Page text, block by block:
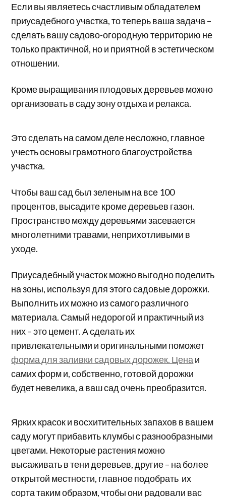
Если вы являетесь счастливым обладателем
приусадебного участка, то теперь ваша задача –
сделать вашу садово-огородную территорию не
только практичной, но и приятной в эстетическом
отношении.
Кроме выращивания плодовых деревьев можно
организовать в саду зону отдыха и релакса.
Это сделать на самом деле несложно, главное
учесть основы грамотного благоустройства
участка.
Чтобы ваш сад был зеленым на все 100
процентов, высадите кроме деревьев газон.
Пространство между деревьями засевается
многолетними травами, неприхотливыми в
уходе.
Приусадебный участок можно выгодно поделить
на зоны, используя для этого садовые дорожки.
Выполнить их можно из самого различного
материала. Самый недорогой и практичный из
них – это цемент. А сделать их
привлекательными и оригинальными поможет
форма для заливки садовых дорожек. Цена и
самих форм и, собственно, готовой дорожки
будет невелика, а ваш сад очень преобразится.
Ярких красок и восхитительных запахов в вашем
саду могут прибавить клумбы с разнообразными
цветами. Некоторые растения можно
высаживать в тени деревьев, другие – на более
открытой местности, главное подобрать их
сорта таким образом, чтобы они радовали вас